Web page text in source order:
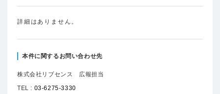
詳細はありません。
本件に関するお問い合わせ先
株式会社リブセンス 広報担当
TEL : 03-6275-3330